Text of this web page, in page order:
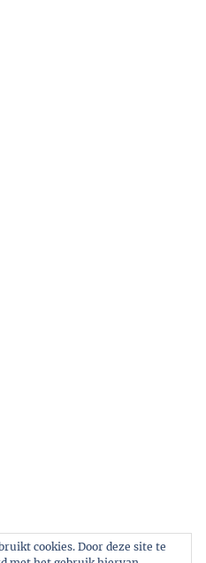
cookies. Door deze site te